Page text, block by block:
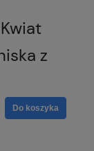
z
Do koszyka